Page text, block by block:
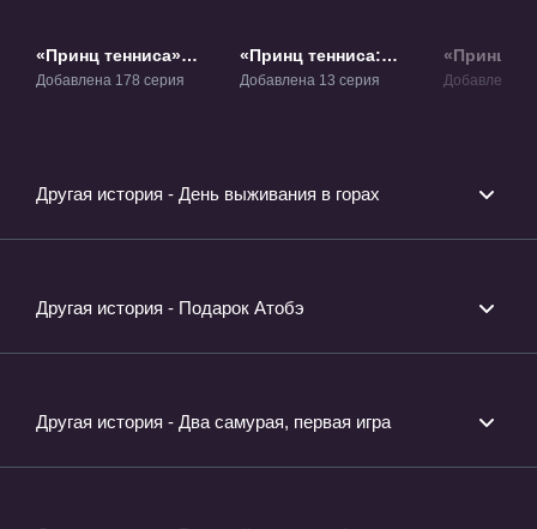
«Принц тенниса»
ТВ-1
Добавлена 178 серия
«Принц тенниса:
Национальный
Добавлена 13 серия
«Принц
Добавлена 6
Другая история - День выживания в горах
Другая история - Подарок Атобэ
Другая история - Два самурая, первая игра